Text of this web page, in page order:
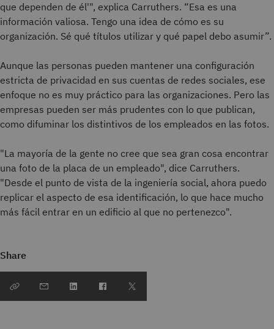
que dependen de él'", explica Carruthers. “Esa es una
información valiosa. Tengo una idea de cómo es su
organización. Sé qué títulos utilizar y qué papel debo asumir”.
Aunque las personas pueden mantener una configuración
estricta de privacidad en sus cuentas de redes sociales, ese
enfoque no es muy práctico para las organizaciones. Pero las
empresas pueden ser más prudentes con lo que publican,
como difuminar los distintivos de los empleados en las fotos.
"La mayoría de la gente no cree que sea gran cosa encontrar
una foto de la placa de un empleado", dice Carruthers.
"Desde el punto de vista de la ingeniería social, ahora puedo
replicar el aspecto de esa identificación, lo que hace mucho
más fácil entrar en un edificio al que no pertenezco".
Share